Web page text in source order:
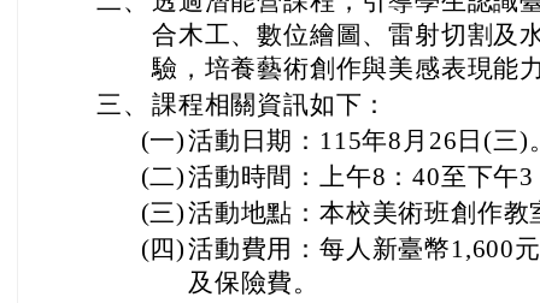
合木工、數位繪圖、雷射切割及
驗，培養藝術創作與美感表現能
三、 課程相關資訊如下：
(一)活動日期：115年8月26日(三)
(二)活動時間：上午8：40至下午
(三)活動地點：本校美術班創作教
(四)活動費用：每人新臺幣1,600
及保險費。